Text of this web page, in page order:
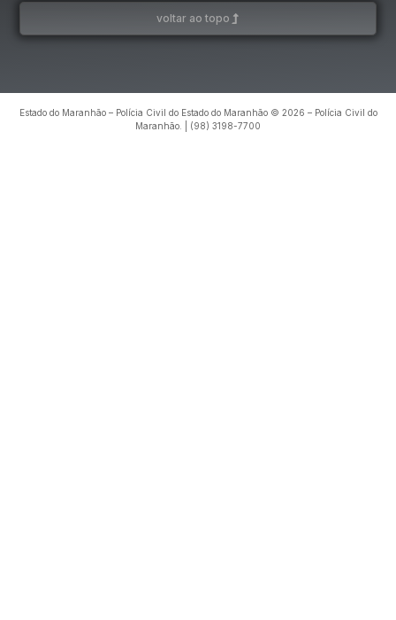
voltar ao topo
Estado do Maranhão – Polícia Civil do Estado do Maranhão © 2026 – Polícia Civil do
Maranhão. | (98) 3198-7700